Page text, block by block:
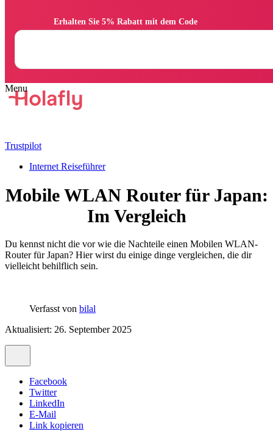
Trustpilot
Internet Reiseführer
Mobile WLAN Router für Japan:
Im Vergleich
Du kennst nicht die vor wie die Nachteile einen Mobilen WLAN-
Router für Japan? Hier wirst du einige dinge vergleichen, die dir
vielleicht behilflich sein.
Verfasst von bilal
Aktualisiert: 26. September 2025
Facebook
Twitter
LinkedIn
E-Mail
Link kopieren